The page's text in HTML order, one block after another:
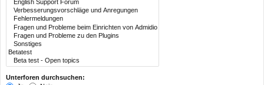
Unterforen durchsuchen: